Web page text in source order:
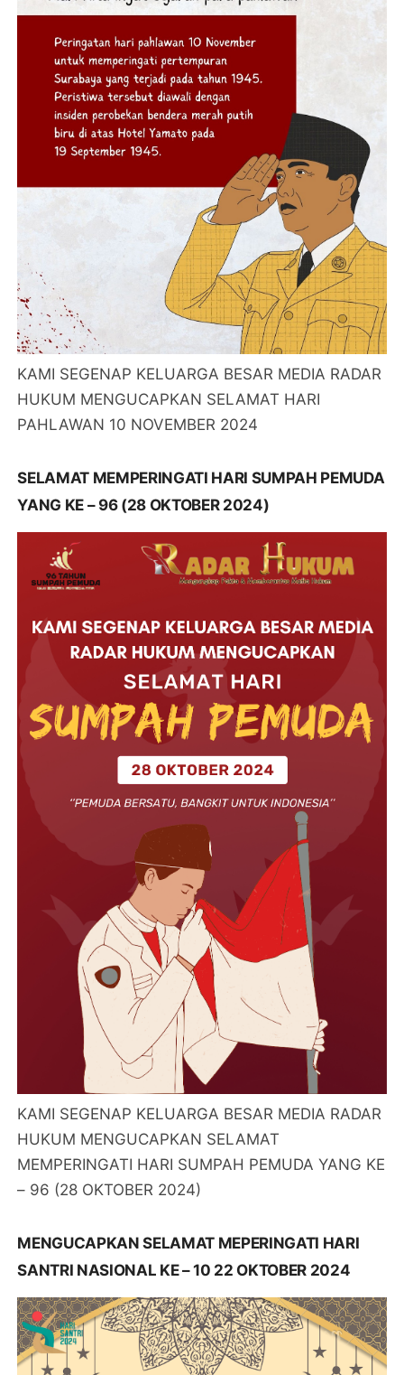
KAMI SEGENAP KELUARGA BESAR MEDIA RADAR
HUKUM MENGUCAPKAN SELAMAT HARI
PAHLAWAN 10 NOVEMBER 2024
SELAMAT MEMPERINGATI HARI SUMPAH PEMUDA
YANG KE – 96 (28 OKTOBER 2024)
KAMI SEGENAP KELUARGA BESAR MEDIA RADAR
HUKUM MENGUCAPKAN SELAMAT
MEMPERINGATI HARI SUMPAH PEMUDA YANG KE
– 96 (28 OKTOBER 2024)
MENGUCAPKAN SELAMAT MEPERINGATI HARI
SANTRI NASIONAL KE – 10 22 OKTOBER 2024